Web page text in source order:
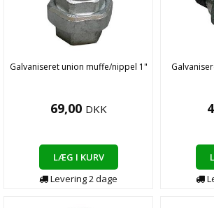
Galvaniseret union muffe/nippel 1"
69,00 DKK
LÆG I KURV
Levering2dage